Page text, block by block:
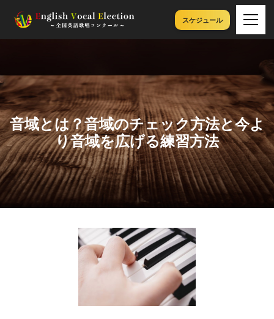
スケジュール
音域とは？音域のチェック方法と今よ
り音域を広げる練習方法